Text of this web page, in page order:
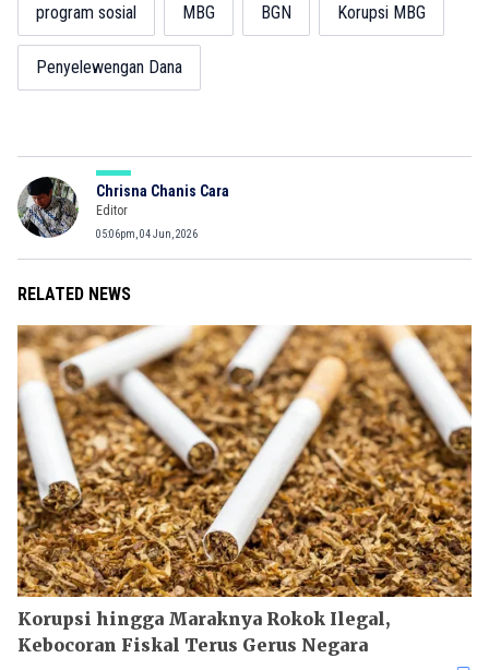
program sosial MBG BGN Korupsi MBG
Penyelewengan Dana
Chrisna Chanis Cara
Editor
05:06pm, 04 Jun, 2026
RELATED NEWS
Korupsi hingga Maraknya Rokok Ilegal,
Kebocoran Fiskal Terus Gerus Negara